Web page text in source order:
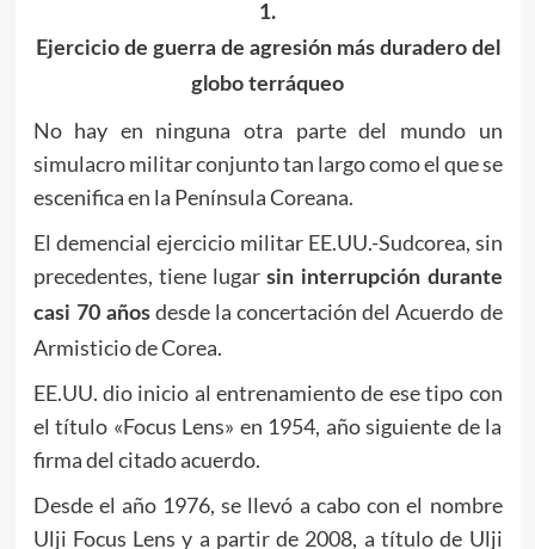
1.
Ejercicio de guerra de agresión más duradero del
globo terráqueo
No hay en ninguna otra parte del mundo un
simulacro militar conjunto tan largo como el que se
escenifica en la Península Coreana.
El demencial ejercicio militar EE.UU.-Sudcorea, sin
precedentes, tiene lugar sin interrupción durante
casi 70 añosdesde la concertación del Acuerdo de
Armisticio de Corea.
EE.UU. dio inicio al entrenamiento de ese tipo con
el título «Focus Lens» en 1954, año siguiente de la
firma del citado acuerdo.
Desde el año 1976, se llevó a cabo con el nombre
Ulji Focus Lens y a partir de 2008, a título de Ulji